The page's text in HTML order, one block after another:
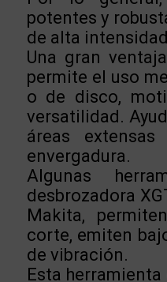
potentes y
de alta
Una gran
permite el uso
o de disco,
versatilidad.
áreas
envergadura.
Algunas
desbrozadora
Makita,
corte, emiten
de vibración.
Esta